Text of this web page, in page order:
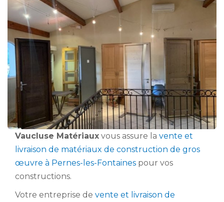
Vaucluse Matériaux vous assure la vente et
livraison de matériaux de construction de gros
œuvre à Pernes-les-Fontaines pour vos
constructions.
Votre entreprise de vente et livraison de